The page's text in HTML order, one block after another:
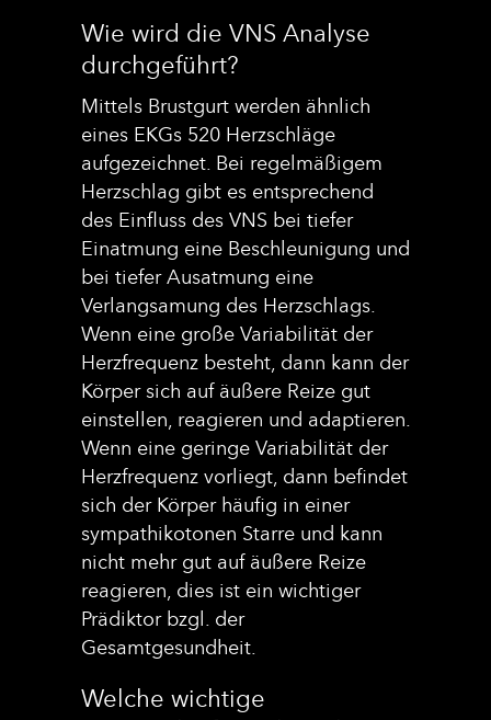
Wie wird die VNS Analyse
durchgeführt?
Mittels Brustgurt werden ähnlich
eines EKGs 520 Herzschläge
aufgezeichnet. Bei regelmäßigem
Herzschlag gibt es entsprechend
des Einfluss des VNS bei tiefer
Einatmung eine Beschleunigung und
bei tiefer Ausatmung eine
Verlangsamung des Herzschlags.
Wenn eine große Variabilität der
Herzfrequenz besteht, dann kann der
Körper sich auf äußere Reize gut
einstellen, reagieren und adaptieren.
Wenn eine geringe Variabilität der
Herzfrequenz vorliegt, dann befindet
sich der Körper häufig in einer
sympathikotonen Starre und kann
nicht mehr gut auf äußere Reize
reagieren, dies ist ein wichtiger
Prädiktor bzgl. der
Gesamtgesundheit.
Welche wichtige